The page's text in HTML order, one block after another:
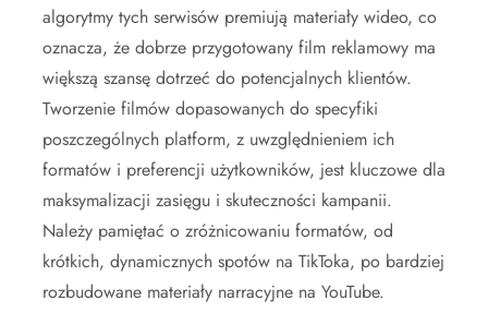
algorytmy tych serwisów premiują materiały wideo, co
oznacza, że dobrze przygotowany film reklamowy ma
większą szansę dotrzeć do potencjalnych klientów.
Tworzenie filmów dopasowanych do specyfiki
poszczególnych platform, z uwzględnieniem ich
formatów i preferencji użytkowników, jest kluczowe dla
maksymalizacji zasięgu i skuteczności kampanii.
Należy pamiętać o zróżnicowaniu formatów, od
krótkich, dynamicznych spotów na TikToka, po bardziej
rozbudowane materiały narracyjne na YouTube.